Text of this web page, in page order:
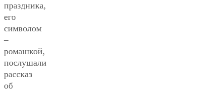
праздника,
его
символом
–
ромашкой,
послушали
рассказ
об